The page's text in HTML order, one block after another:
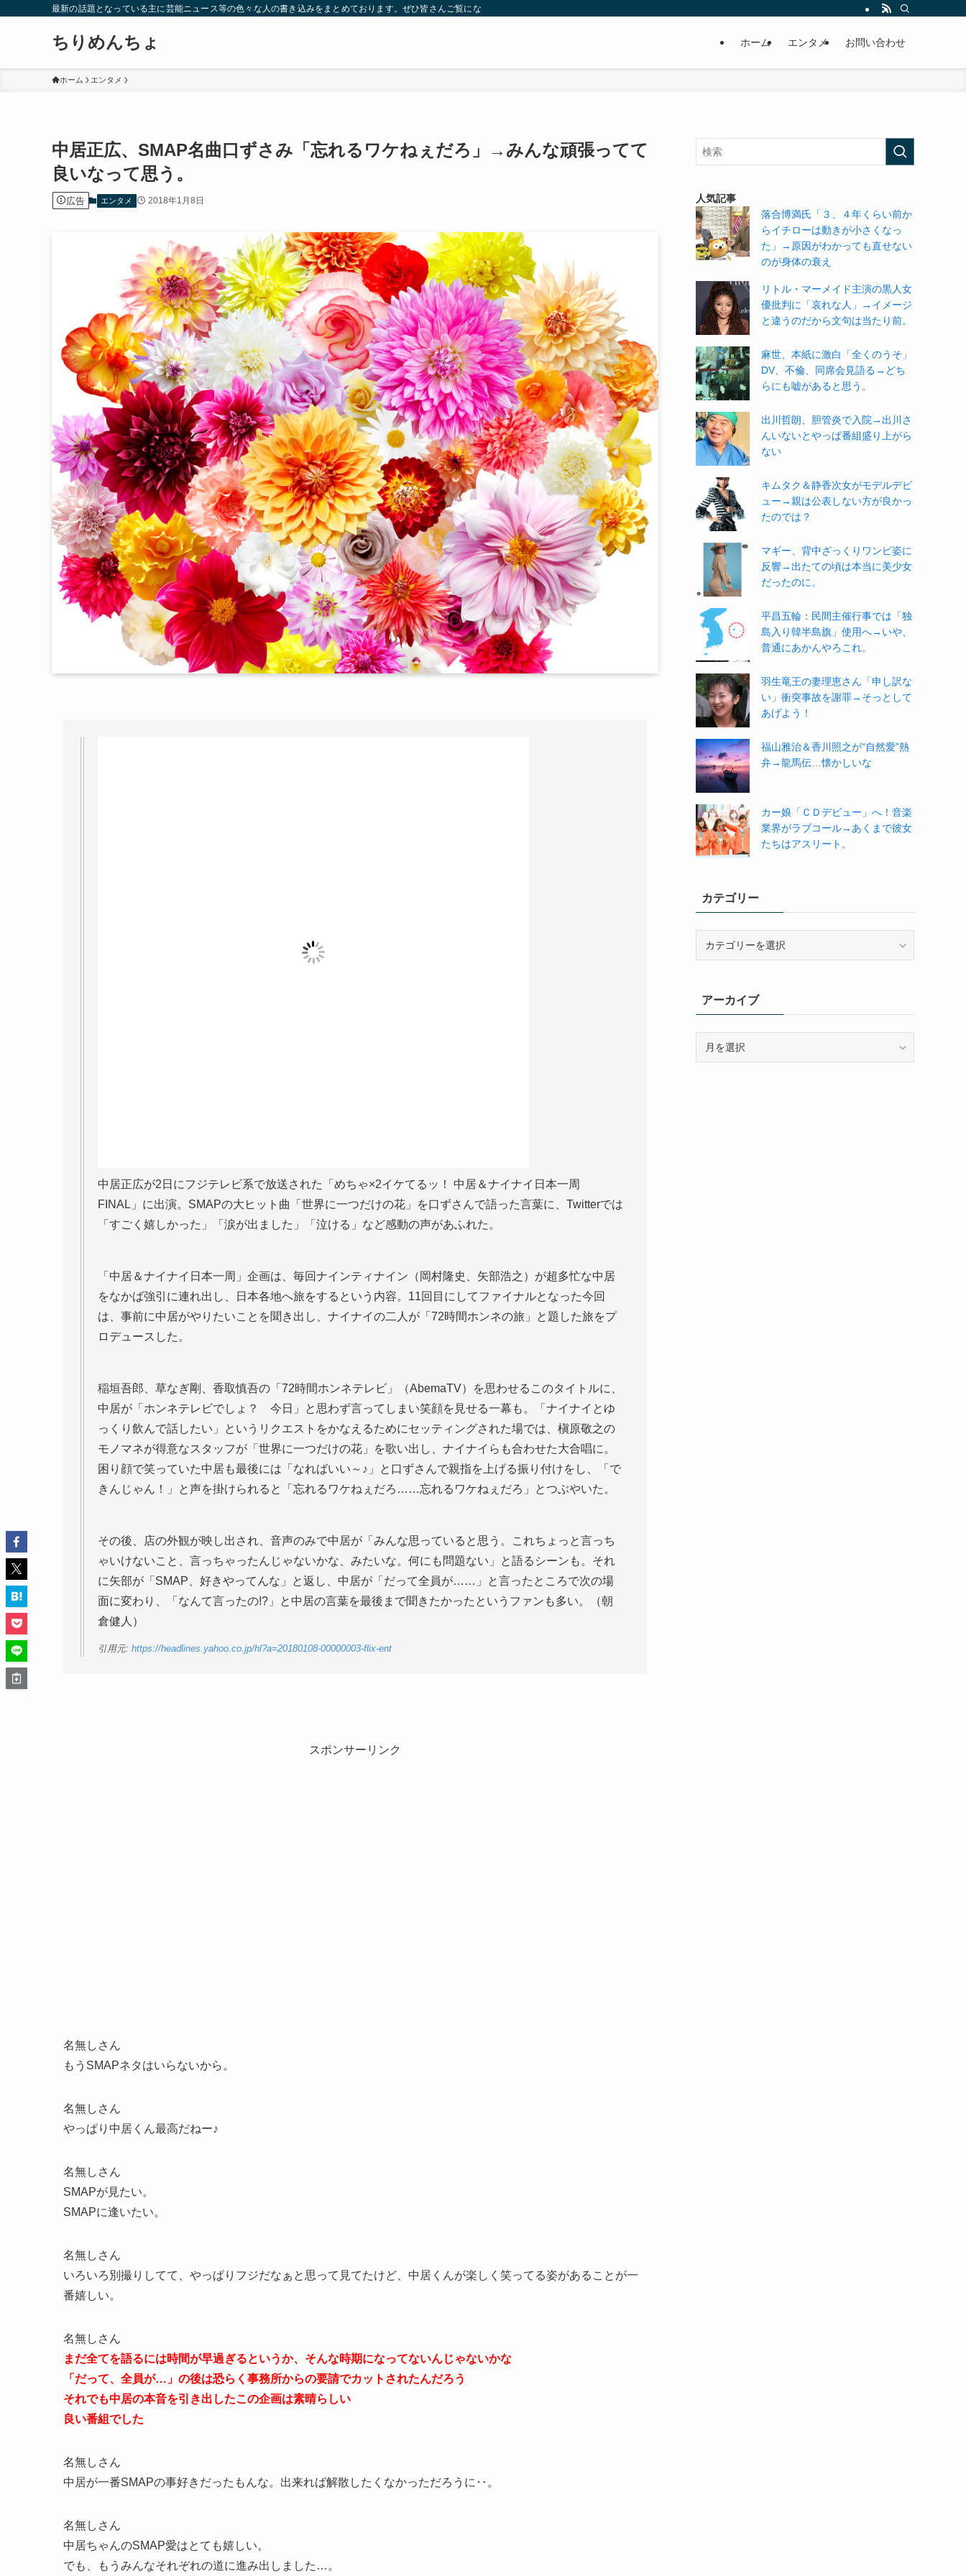
最新の話題となっている主に芸能ニュース等の色々な人の書き込みをまとめております。ぜひ皆さんご覧になっていってください。
ちりめんちょ ホーム エンタメ お問い合わせ
ホーム エンタメ
中居正広、SMAP名曲口ずさみ「忘れるワケねぇだろ」→みんな頑張ってて
良いなって思う。
広告 エンタメ 2018年1月8日
中居正広が2日にフジテレビ系で放送された「めちゃ×2イケてるッ！ 中居＆ナイナイ日本一周
FINAL」に出演。SMAPの大ヒット曲「世界に一つだけの花」を口ずさんで語った言葉に、Twitterでは
「すごく嬉しかった」「涙が出ました」「泣ける」など感動の声があふれた。
「中居＆ナイナイ日本一周」企画は、毎回ナインティナイン（岡村隆史、矢部浩之）が超多忙な中居
をなかば強引に連れ出し、日本各地へ旅をするという内容。11回目にしてファイナルとなった今回
は、事前に中居がやりたいことを聞き出し、ナイナイの二人が「72時間ホンネの旅」と題した旅をプ
ロデュースした。
稲垣吾郎、草なぎ剛、香取慎吾の「72時間ホンネテレビ」（AbemaTV）を思わせるこのタイトルに、
中居が「ホンネテレビでしょ？ 今日」と思わず言ってしまい笑顔を見せる一幕も。「ナイナイとゆ
っくり飲んで話したい」というリクエストをかなえるためにセッティングされた場では、槇原敬之の
モノマネが得意なスタッフが「世界に一つだけの花」を歌い出し、ナイナイらも合わせた大合唱に。
困り顔で笑っていた中居も最後には「なればいい～♪」と口ずさんで親指を上げる振り付けをし、「で
きんじゃん！」と声を掛けられると「忘れるワケねぇだろ……忘れるワケねぇだろ」とつぶやいた。
その後、店の外観が映し出され、音声のみで中居が「みんな思っていると思う。これちょっと言っち
ゃいけないこと、言っちゃったんじゃないかな、みたいな。何にも問題ない」と語るシーンも。それ
に矢部が「SMAP、好きやってんな」と返し、中居が「だって全員が……」と言ったところで次の場
面に変わり、「なんて言ったの!?」と中居の言葉を最後まで聞きたかったというファンも多い。（朝
倉健人）
引用元: https://headlines.yahoo.co.jp/hl?a=20180108-00000003-flix-ent
スポンサーリンク
名無しさん
もうSMAPネタはいらないから。
名無しさん
やっぱり中居くん最高だねー♪
名無しさん
SMAPが見たい。
SMAPに逢いたい。
名無しさん
いろいろ別撮りしてて、やっぱりフジだなぁと思って見てたけど、中居くんが楽しく笑ってる姿があることが一
番嬉しい。
名無しさん
まだ全てを語るには時間が早過ぎるというか、そんな時期になってないんじゃないかな
「だって、全員が…」の後は恐らく事務所からの要請でカットされたんだろう
それでも中居の本音を引き出したこの企画は素晴らしい
良い番組でした
名無しさん
中居が一番SMAPの事好きだったもんな。出来れば解散したくなかっただろうに‥。
名無しさん
中居ちゃんのSMAP愛はとても嬉しい。
でも、もうみんなそれぞれの道に進み出しました…。
人気記事
落合博満氏「３、４年くらい前か
らイチローは動きが小さくなっ
た」→原因がわかっても直せない
のが身体の衰え
リトル・マーメイド主演の黒人女
優批判に「哀れな人」→イメージ
と違うのだから文句は当たり前。
麻世、本紙に激白「全くのうそ」
DV、不倫、同席会見語る→どち
らにも嘘があると思う。
出川哲朗、胆管炎で入院→出川さ
んいないとやっぱ番組盛り上がら
ない
キムタク＆静香次女がモデルデビ
ュー→親は公表しない方が良かっ
たのでは？
マギー、背中ざっくりワンピ姿に
反響→出たての頃は本当に美少女
だったのに。
平昌五輪：民間主催行事では「独
島入り韓半島旗」使用へ→いや、
普通にあかんやろこれ。
羽生竜王の妻理恵さん「申し訳な
い」衝突事故を謝罪→そっとして
あげよう！
福山雅治＆香川照之が“自然愛”熱
弁→龍馬伝…懐かしいな
カー娘「ＣＤデビュー」へ！音楽
業界がラブコール→あくまで彼女
たちはアスリート。
カテゴリー
ーアーカイブ